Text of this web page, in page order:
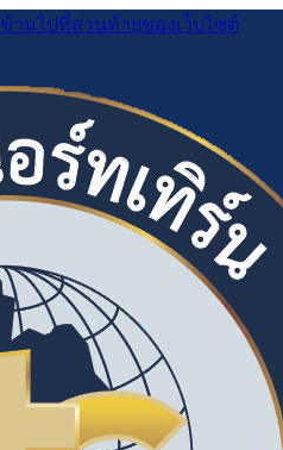
ข้ามไปที่ส่วนท้ายของเว็บไซต์